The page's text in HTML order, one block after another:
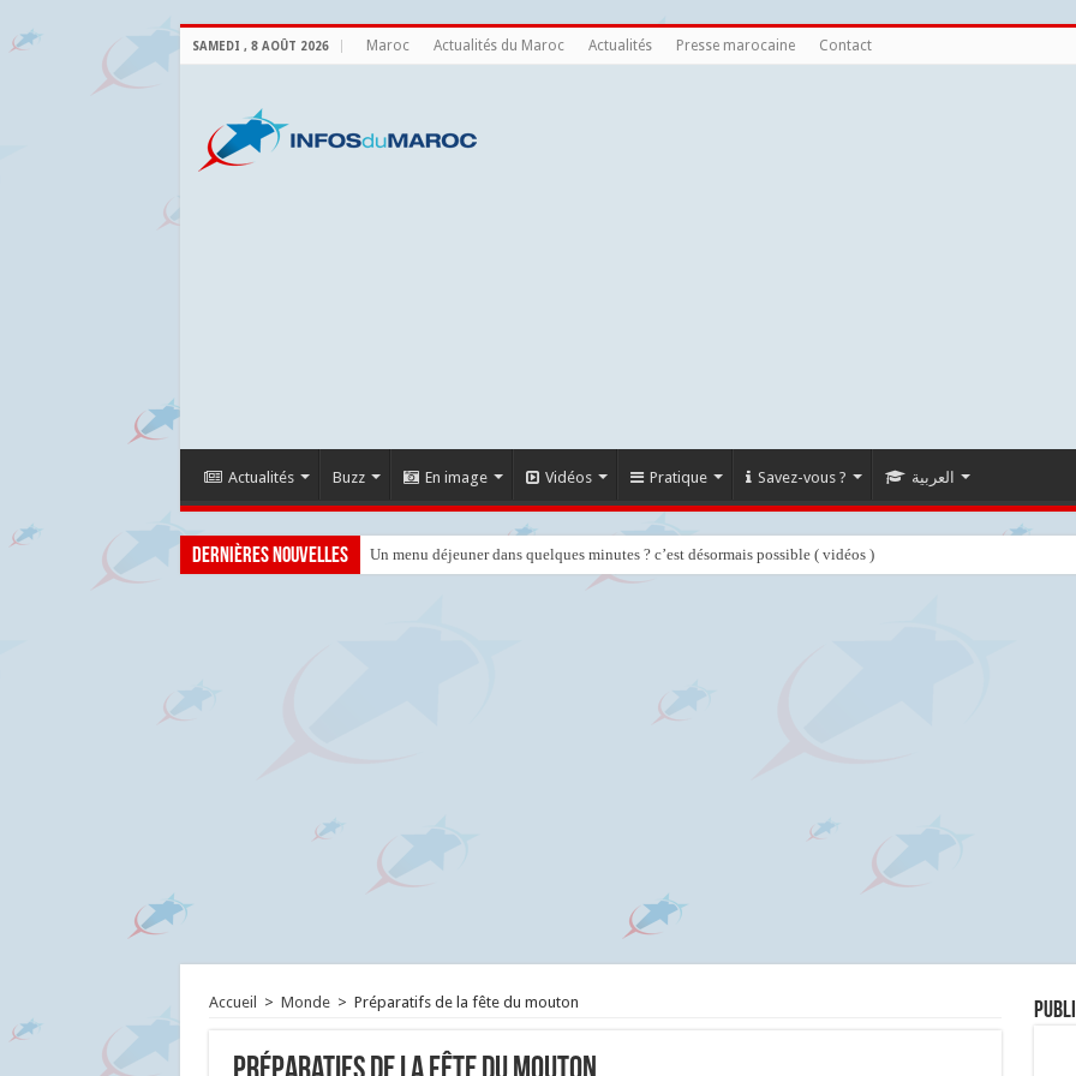
SAMEDI , 8 AOÛT 2026 Maroc Actualités du Maroc Actualités Presse marocaine Contact
Actualités Buzz En image Vidéos Pratique Savez-vous ? العربية
Dernières nouvelles Un menu déjeuner dans quelques minutes ? c’est désormais possible ( vidéos )
Accueil > Monde > Préparatifs de la fête du mouton